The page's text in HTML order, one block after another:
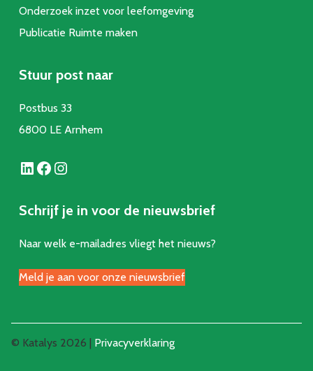
Onderzoek inzet voor leefomgeving
Publicatie Ruimte maken
Stuur post naar
Postbus 33
6800 LE Arnhem
LinkedIn Facebook Instagram
Schrijf je in voor de nieuwsbrief
Naar welk e-mailadres vliegt het nieuws?
Meld je aan voor onze nieuwsbrief
© Katalys 2026 | Privacyverklaring